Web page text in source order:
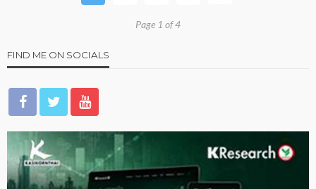
Page 1 of 4
FIND ME ON SOCIALS